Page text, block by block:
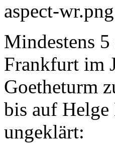
Mindestens
Frankfurt im
Goetheturm
bis auf
ungeklärt: